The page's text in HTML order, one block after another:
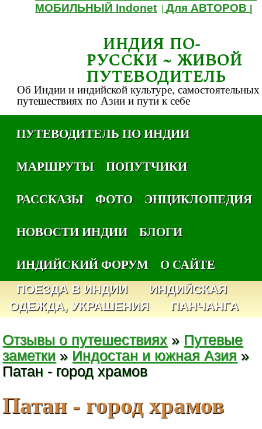
МОБИЛЬНЫЙ Indonet |Для АВТОРОВ
ИНДИЯ ПО-
РУССКИ ~ ЖИВОЙ
ПУТЕВОДИТЕЛЬ
Об Индии и индийской культуре, самостоятельных
путешествиях по Азии и пути к себе
ПУТЕВОДИТЕЛЬ ПО ИНДИИ
МАРШРУТЫ
ПОПУТЧИКИ
РАССКАЗЫ
ФОТО
ЭНЦИКЛОПЕДИЯ
НОВОСТИ ИНДИИ
БЛОГИ
ИНДИЙСКИЙ ФОРУМ
О САЙТЕ
ПОЕЗДА В ИНДИИ
ИНДИЙСКАЯ
ОДЕЖДА, УКРАШЕНИЯ
ПАНЧАНГА
Отзывы о путешествиях » Путевые
заметки » Индостан и южная Азия »
Патан - город храмов
Патан - город храмов